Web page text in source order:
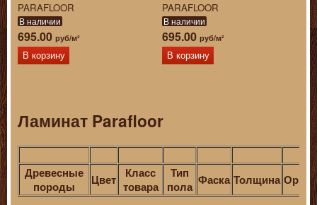
PARAFLOOR
В наличии
695.00 руб/м²
В корзину
PARAFLOOR
В наличии
695.00 руб/м²
В корзину
Ламинат Parafloor
Древесные
породы
Цвет
Класс
товара
Тип
пола Фаска Толщина